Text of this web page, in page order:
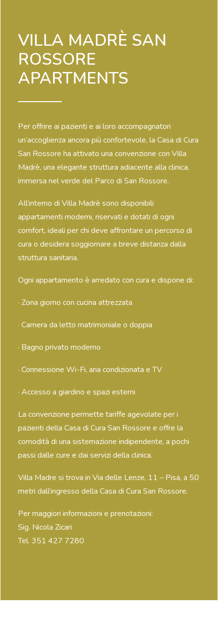
VILLA MADRÈ SAN
ROSSORE
APARTMENTS
Per offrire ai pazienti e ai loro accompagnatori
un’accoglienza ancora più confortevole, la Casa di Cura
San Rossore ha attivato una convenzione con Villa
Madrè, una elegante struttura adiacente alla clinica,
immersa nel verde del Parco di San Rossore.
All’interno di Villa Madrè sono disponibili
appartamenti moderni, riservati e dotati di ogni
comfort, ideali per chi deve affrontare un percorso di
cura o desidera soggiornare a breve distanza dalla
struttura sanitaria.
Ogni appartamento è arredato con cura e dispone di:
· Zona giorno con cucina attrezzata
· Camera da letto matrimoniale o doppia
· Bagno privato moderno
· Connessione Wi-Fi, aria condizionata e TV
· Accesso a giardino e spazi esterni
La convenzione permette tariffe agevolate per i
pazienti della Casa di Cura San Rossore e offre la
comodità di una sistemazione indipendente, a pochi
passi dalle cure e dai servizi della clinica.
Villa Madre si trova in Via delle Lenze, 11 – Pisa, a 50
metri dall’ingresso della Casa di Cura San Rossore.
Per maggiori informazioni e prenotazioni:
Sig. Nicola Zicari
Tel. 351 427 7280